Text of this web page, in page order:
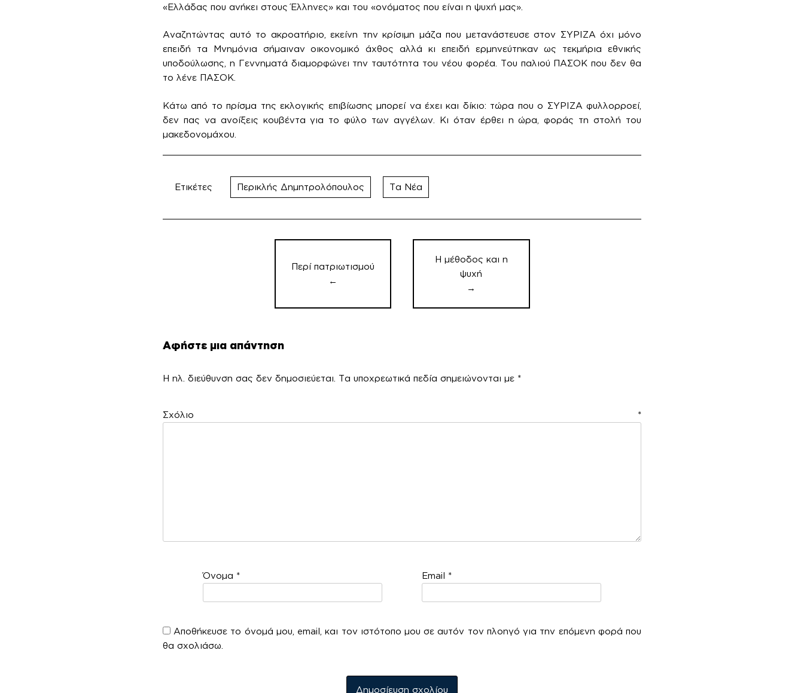
«Ελλάδας που ανήκει στους Έλληνες» και του «ονόματος που είναι η ψυχή μας».
Αναζητώντας αυτό το ακροατήριο, εκείνη την κρίσιμη μάζα που μετανάστευσε στον ΣΥΡΙΖΑ όχι μόνο
επειδή τα Μνημόνια σήμαιναν οικονομικό άχθος αλλά κι επειδή ερμηνεύτηκαν ως τεκμήρια εθνικής
υποδούλωσης, η Γεννηματά διαμορφώνει την ταυτότητα του νέου φορέα. Του παλιού ΠΑΣΟΚ που δεν θα
το λένε ΠΑΣΟΚ.
Κάτω από το πρίσμα της εκλογικής επιβίωσης μπορεί να έχει και δίκιο: τώρα που ο ΣΥΡΙΖΑ φυλλορροεί,
δεν πας να ανοίξεις κουβέντα για το φύλο των αγγέλων. Κι όταν έρθει η ώρα, φοράς τη στολή του
μακεδονομάχου.
Ετικέτες Περικλής Δημητρολόπουλος Τα Νέα
Πλοήγηση
Περί πατριωτισμού
←
Η μέθοδος και η
ψυχή
→
Αφήστε μια απάντηση
Η ηλ. διεύθυνση σας δεν δημοσιεύεται. Τα υποχρεωτικά πεδία σημειώνονται με *
Σχόλιο *
Όνομα * Email *
Αποθήκευσε το όνομά μου, email, και τον ιστότοπο μου σε αυτόν τον πλοηγό για την επόμενη φορά που
θα σχολιάσω.